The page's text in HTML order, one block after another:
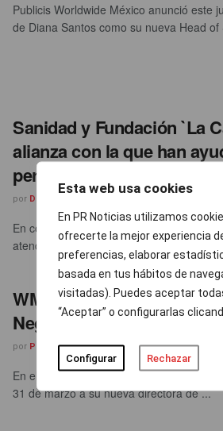
Esta web usa cookies
En PR Noticias utilizamos
ofrecerte la mejor experiencia
preferencias, elaborar
basada en tus hábitos de
visitadas). Puedes aceptar
“Aceptar” o configurarlas
Configurar Rechazar
Publicis Worldwide México anunció este
de Diana Santos como su nueva Head of
Sanidad y Fundación `La
alianza con la que han
personas en el final de su
por Diana Ramos
En concreto, desde su puesta en
atendido y ayudado a más de 500.000
WMCCANN presentó a
Negocios
por PR LATAM ABRIL 1, 2022 0
En el marco de su plan de expansión
31 de marzo a su nueva directora de ...